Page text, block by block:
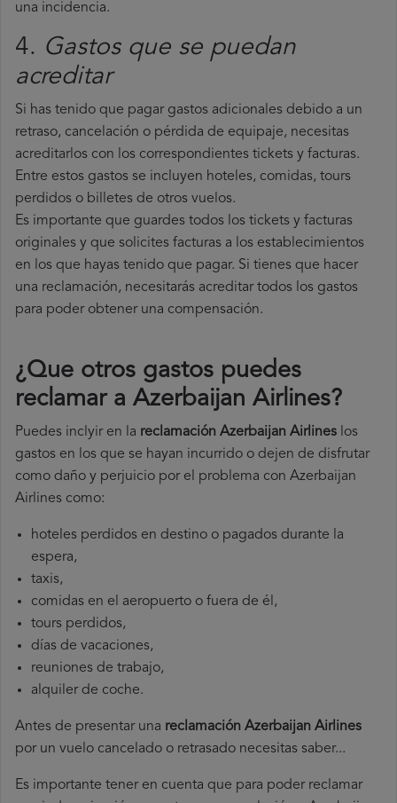
una incidencia.
4. Gastos que se puedan
acreditar
Si has tenido que pagar gastos adicionales debido a un
retraso, cancelación o pérdida de equipaje, necesitas
acreditarlos con los correspondientes tickets y facturas.
Entre estos gastos se incluyen hoteles, comidas, tours
perdidos o billetes de otros vuelos.
Es importante que guardes todos los tickets y facturas
originales y que solicites facturas a los establecimientos
en los que hayas tenido que pagar. Si tienes que hacer
una reclamación, necesitarás acreditar todos los gastos
para poder obtener una compensación.
¿Que otros gastos puedes
reclamar a Azerbaijan Airlines​?
Puedes inclyir en la reclamación Azerbaijan Airlines los
gastos en los que se hayan incurrido o dejen de disfrutar
como daño y perjuicio por el problema con Azerbaijan
Airlines como:
hoteles perdidos en destino o pagados durante la
espera,
taxis,
comidas en el aeropuerto o fuera de él,
tours perdidos,
días de vacaciones,
reuniones de trabajo,
alquiler de coche.
Antes de presentar una reclamación Azerbaijan Airlines
por un vuelo cancelado o retrasado necesitas saber...
Es importante tener en cuenta que para poder reclamar